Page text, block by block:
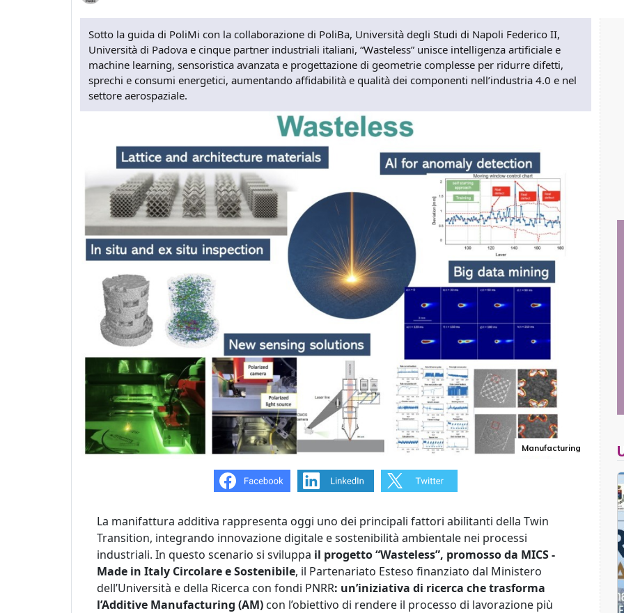
Sotto la guida di PoliMi con la collaborazione di PoliBa, Università degli Studi di Napoli Federico II,
Università di Padova e cinque partner industriali italiani, “Wasteless” unisce intelligenza artificiale e
machine learning, sensoristica avanzata e progettazione di geometrie complesse per ridurre difetti,
sprechi e consumi energetici, aumentando affidabilità e qualità dei componenti nell’industria 4.0 e nel
settore aerospaziale.
Manufacturing
La manifattura additiva rappresenta oggi uno dei principali fattori abilitanti della Twin
Transition, integrando innovazione digitale e sostenibilità ambientale nei processi
industriali. In questo scenario si sviluppa il progetto “Wasteless”, promosso da MICS-
Made in Italy Circolare e Sostenibile, il Partenariato Esteso finanziato dal Ministero
dell’Università e della Ricerca con fondi PNRR: un’iniziativa di ricerca che trasforma
l’Additive Manufacturing (AM) con l’obiettivo di rendere il processo di lavorazione più